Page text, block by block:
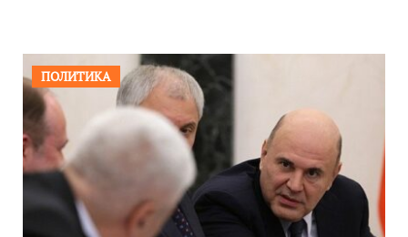
ПОЛИТИКА